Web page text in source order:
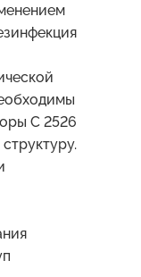
C 2526